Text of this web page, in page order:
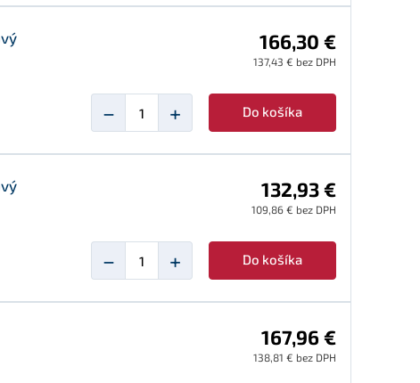
166,30 €
137,43 € bez DPH
− + Do košíka
132,93 €
109,86 € bez DPH
− + Do košíka
167,96 €
138,81 € bez DPH